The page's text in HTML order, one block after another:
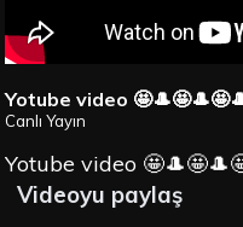
Yotube video
Canlı Yayın
Yotube video
Videoyu paylaş